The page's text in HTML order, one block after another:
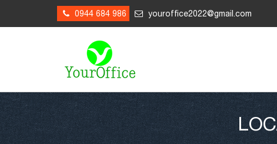
0944 684 986 youroffice2022@gmail.com